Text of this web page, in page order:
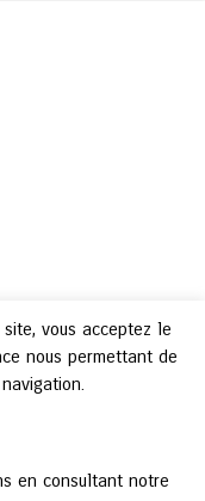
vous acceptez le
nous permettant de
en consultant notre